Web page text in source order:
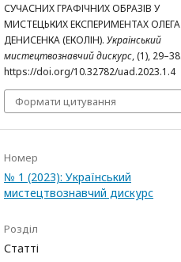
СУЧАСНИХ ГРАФІЧНИХ ОБРАЗІВ У
МИСТЕЦЬКИХ ЕКСПЕРИМЕНТАХ ОЛЕГА
ДЕНИСЕНКА (ЕКОЛІН). Український
мистецтвознавчий дискурс, (1),
https://doi.org/10.32782/uad.2023.1.4
Формати цитування
Номер
№ 1 (2023): Український
мистецтвознавчий дискурс
Розділ
Статті